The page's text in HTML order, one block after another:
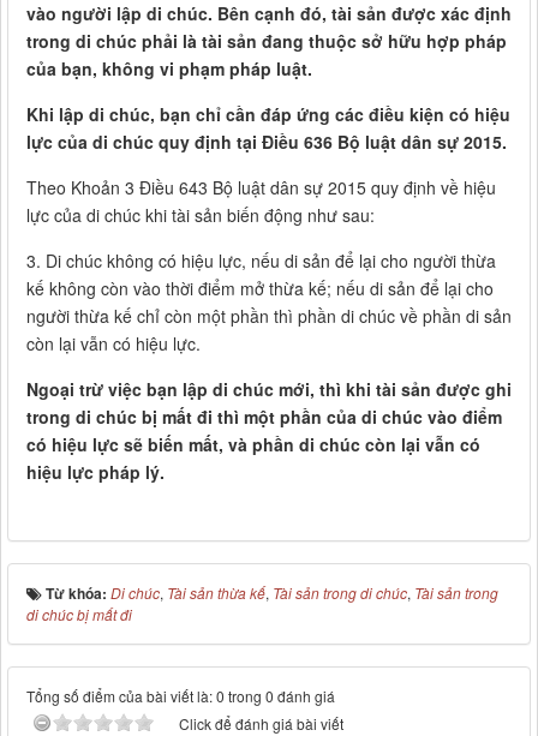
vào người lập di chúc. Bên cạnh đó, tài sản được xác định
trong di chúc phải là tài sản đang thuộc sở hữu hợp pháp
của bạn, không vi phạm pháp luật.
Khi lập di chúc, bạn chỉ cần đáp ứng các điều kiện có hiệu
lực của di chúc quy định tại Điều 636 Bộ luật dân sự 2015.
Theo Khoản 3 Điều 643 Bộ luật dân sự 2015 quy định về hiệu
lực của di chúc khi tài sản biến động như sau:
3. Di chúc không có hiệu lực, nếu di sản để lại cho người thừa
kế không còn vào thời điểm mở thừa kế; nếu di sản để lại cho
người thừa kế chỉ còn một phần thì phần di chúc về phần di sản
còn lại vẫn có hiệu lực.
Ngoại trừ việc bạn lập di chúc mới, thì khi tài sản được ghi
trong di chúc bị mất đi thì một phần của di chúc vào điểm
có hiệu lực sẽ biến mất, và phần di chúc còn lại vẫn có
hiệu lực pháp lý.
Từ khóa: Di chúc, Tài sản thừa kế, Tài sản trong di chúc, Tài sản trong
di chúc bị mất đi
Tổng số điểm của bài viết là: 0 trong 0 đánh giá
Click để đánh giá bài viết